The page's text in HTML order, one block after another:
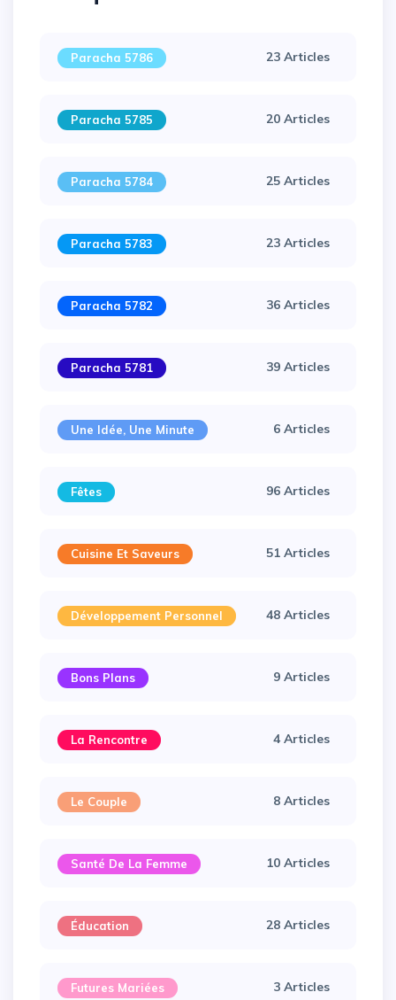
Paracha 5786 23 Articles
Paracha 5785 20 Articles
Paracha 5784 25 Articles
Paracha 5783 23 Articles
Paracha 5782 36 Articles
Paracha 5781 39 Articles
Une Idée, Une Minute 6 Articles
Fêtes 96 Articles
Cuisine Et Saveurs 51 Articles
Développement Personnel 48 Articles
Bons Plans 9 Articles
La Rencontre 4 Articles
Le Couple 8 Articles
Santé De La Femme 10 Articles
Éducation 28 Articles
Futures Mariées 3 Articles